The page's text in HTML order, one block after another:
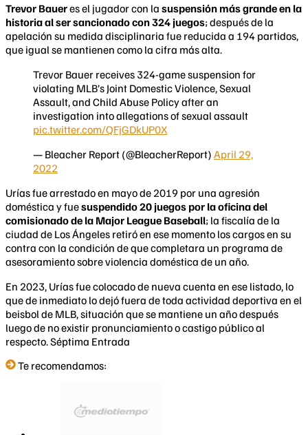
Trevor Baueres el jugador con la suspensión más grande en la
historia al ser sancionado con 324 juegos; después de la
apelación su medida disciplinaria fue reducida a 194 partidos,
que igual se mantienen como la cifra más alta.
Trevor Bauer receives 324-game suspension for
violating MLB’s Joint Domestic Violence, Sexual
Assault, and Child Abuse Policy after an
investigation into allegations of sexual assault
pic.twitter.com/QFjGDkUP0X
— Bleacher Report (@BleacherReport) April 29,
2022
Urías fue arrestado en mayo de 2019 por una agresión
doméstica y fuesuspendido 20 juegos por la oficina del
comisionado de la Major League Baseball; la fiscalía de la
ciudad de Los Ángeles retiró en ese momento los cargos en su
contra con la condición de que completara un programa de
asesoramiento sobre violencia doméstica de un año.
En 2023, Urías fue colocado de nueva cuenta en ese listado, lo
que de inmediato lo dejó fuera de toda actividad deportiva en el
beisbol de MLB, situación que se mantiene un año después
luego de no existir pronunciamiento o castigo público al
respecto. Séptima Entrada
Te recomendamos: